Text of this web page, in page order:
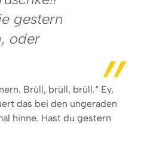
gestern
oder
Brüll, brüll, brüll.“ Ey,
das bei den ungeraden
hinne. Hast du gestern